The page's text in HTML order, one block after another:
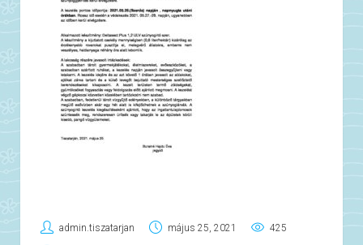
admin.tiszatarjan május 25, 2021 425